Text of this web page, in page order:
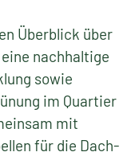
Überblick über
nachhaltige
sowie
im Quartier
mit
für die Dach-